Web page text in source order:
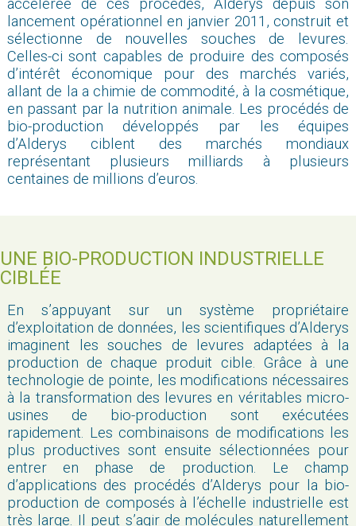
accélérée de ces procédés, Alderys depuis son
lancement opérationnel en janvier 2011, construit et
sélectionne de nouvelles souches de levures.
Celles-ci sont capables de produire des composés
d’intérêt économique pour des marchés variés,
allant de la a chimie de commodité, à la cosmétique,
en passant par la nutrition animale. Les procédés de
bio-production développés par les équipes
d’Alderys ciblent des marchés mondiaux
représentant plusieurs milliards à plusieurs
centaines de millions d’euros.
UNE BIO-PRODUCTION INDUSTRIELLE
CIBLÉE
En s’appuyant sur un système propriétaire
d’exploitation de données, les scientifiques d’Alderys
imaginent les souches de levures adaptées à la
production de chaque produit cible. Grâce à une
technologie de pointe, les modifications nécessaires
à la transformation des levures en véritables micro-
usines de bio-production sont exécutées
rapidement. Les combinaisons de modifications les
plus productives sont ensuite sélectionnées pour
entrer en phase de production. Le champ
d’applications des procédés d’Alderys pour la bio-
production de composés à l’échelle industrielle est
très large. Il peut s’agir de molécules naturellement